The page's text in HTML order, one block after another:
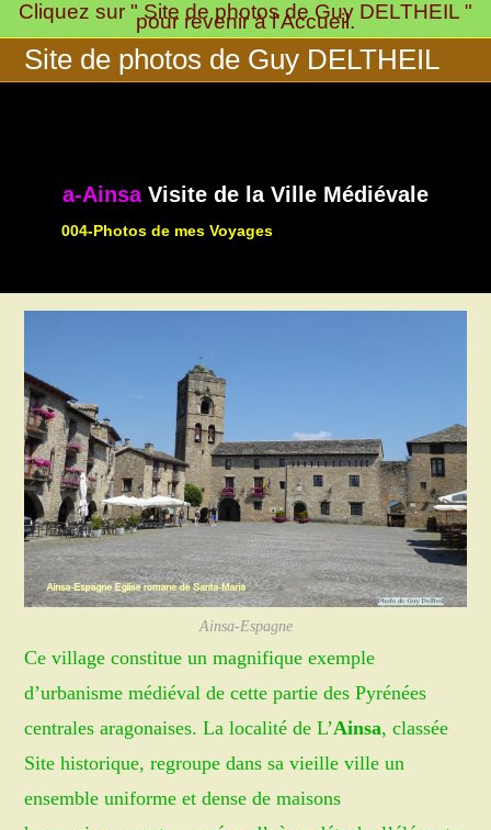
Skip
to
content
Cliquez sur " Site de photos de Guy DELTHEIL "
pour revenir à l'Accueil.
Site de photos de Guy DELTHEIL
a-AinsaVisite de la Ville Médiévale
004-Photos de mes Voyages
Ainsa-Espagne
Ce village constitue un magnifique exemple
d’urbanisme médiéval de cette partie des Pyrénées
centrales aragonaises. La localité de L’Ainsa, classée
Site historique, regroupe dans sa vieille ville un
ensemble uniforme et dense de maisons